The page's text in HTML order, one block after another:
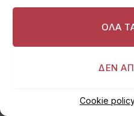
ΟΛΑ
ΔΕΝ
Cookie
06/08/2026